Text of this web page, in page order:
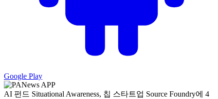
Google Play
AI 펀드 Situational Awareness, 칩 스타트업 Source Foundry에 4